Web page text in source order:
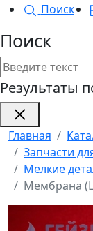
Поиск
Поиск
Результаты
Главная
Запчасти
Мелкие
Мембрана